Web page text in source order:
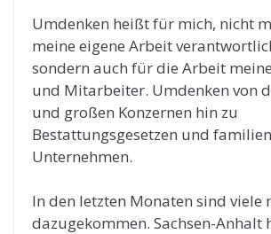
Umdenken heißt für mich, nicht
meine eigene Arbeit
sondern auch für die Arbeit
und Mitarbeiter. Umdenken von
und großen Konzernen hin zu
Bestattungsgesetzen und
Unternehmen.
In den letzten Monaten sind viele
dazugekommen. Sachsen-Anhalt